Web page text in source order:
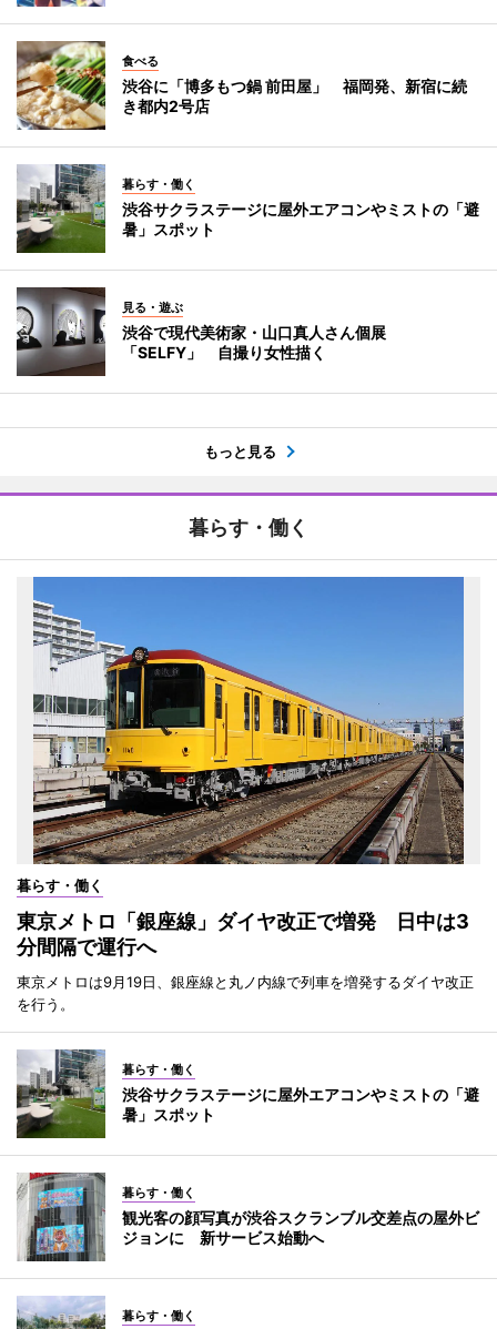
食べる
渋谷に「博多もつ鍋 前田屋」 福岡発、新宿に続
き都内2号店
暮らす・働く
渋谷サクラステージに屋外エアコンやミストの「避
暑」スポット
見る・遊ぶ
渋谷で現代美術家・山口真人さん個展
「SELFY」 自撮り女性描く
もっと見る
暮らす・働く
暮らす・働く
東京メトロ「銀座線」ダイヤ改正で増発 日中は3
分間隔で運行へ
東京メトロは9月19日、銀座線と丸ノ内線で列車を増発するダイヤ改正
を行う。
暮らす・働く
渋谷サクラステージに屋外エアコンやミストの「避
暑」スポット
暮らす・働く
観光客の顔写真が渋谷スクランブル交差点の屋外ビ
ジョンに 新サービス始動へ
暮らす・働く